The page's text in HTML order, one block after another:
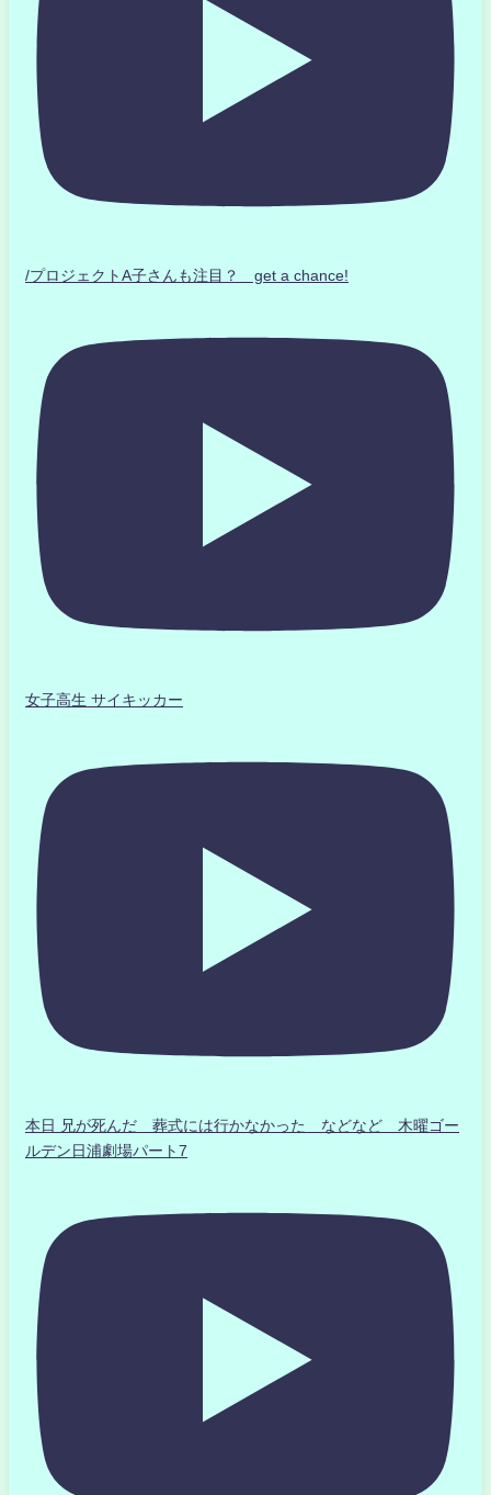
/プロジェクトA子さんも注目？ get a chance!
女子高生 サイキッカー
本日 兄が死んだ 葬式には行かなかった などなど 木曜ゴー
ルデン日浦劇場パート7